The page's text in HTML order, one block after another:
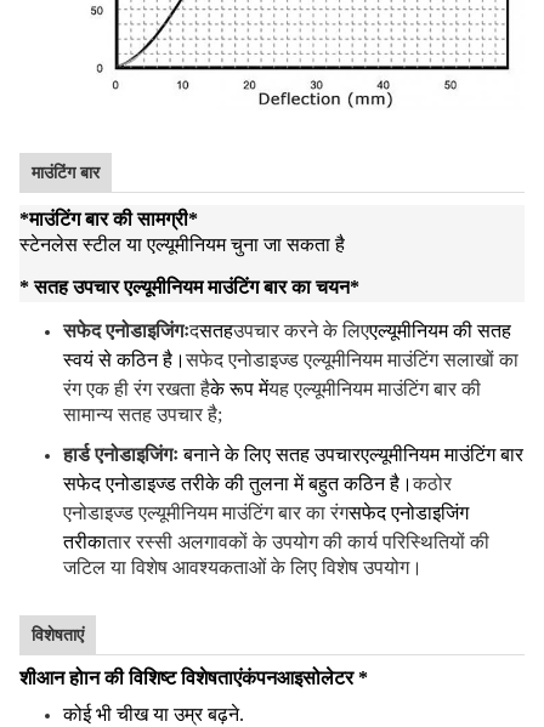
माउंटिंग बार
*माउंटिंग बार की सामग्री*
स्टेनलेस स्टील या एल्यूमीनियम चुना जा सकता है
* सतह उपचार एल्यूमीनियम माउंटिंग बार का चयन*
सफेद एनोडाइजिंगःदसतहउपचार करने के लिएएल्यूमीनियम की सतह
स्वयं से कठिन है।सफेद एनोडाइज्ड एल्यूमीनियम माउंटिंग सलाखों का
रंग एक ही रंग रखता हैके रूप मेंयह एल्यूमीनियम माउंटिंग बार की
सामान्य सतह उपचार है;
हार्ड एनोडाइजिंगः बनाने के लिए सतह उपचारएल्यूमीनियम माउंटिंग बार
सफेद एनोडाइज्ड तरीके की तुलना में बहुत कठिन है।कठोर
एनोडाइज्ड एल्यूमीनियम माउंटिंग बार का रंगसफेद एनोडाइजिंग
तरीकातार रस्सी अलगावकों के उपयोग की कार्य परिस्थितियों की
जटिल या विशेष आवश्यकताओं के लिए विशेष उपयोग।
विशेषताएं
शीआन होान की विशिष्ट विशेषताएंकंपनआइसोलेटर *
कोई भी चीख या उम्र बढ़ने.